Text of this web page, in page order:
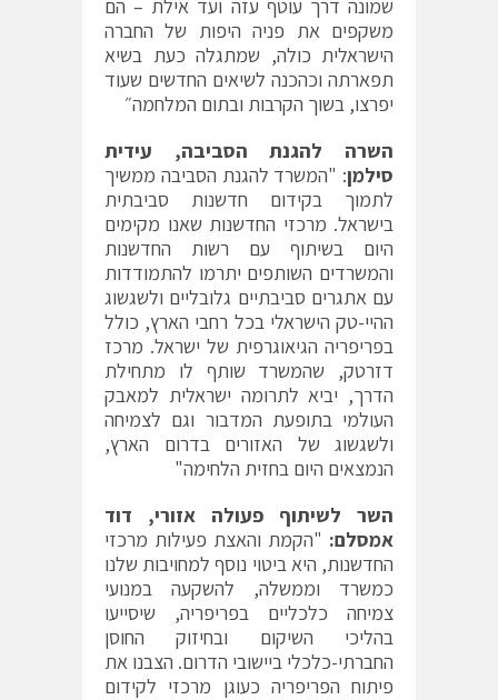
שמונה דרך עוטף עזה ועד אילת – הם
משקפים את פניה היפות של החברה
הישראלית כולה, שמתגלה כעת בשיא
תפארתה וכהכנה לשיאים החדשים שעוד
יפרצו, בשוך הקרבות ובתום המלחמה״
השרה להגנת הסביבה, עידית
סילמן: "המשרד להגנת הסביבה ממשיך
לתמוך בקידום חדשנות סביבתית
בישראל. מרכזי החדשנות שאנו מקימים
היום בשיתוף עם רשות החדשנות
והמשרדים השותפים יתרמו להתמודדות
עם אתגרים סביבתיים גלובליים ולשגשוג
ההיי-טק הישראלי בכל רחבי הארץ, כולל
בפריפריה הגיאוגרפית של ישראל. מרכז
דזרטק, שהמשרד שותף לו מתחילת
הדרך, יביא לתרומה ישראלית למאבק
העולמי בתופעת המדבור וגם לצמיחה
ולשגשוג של האזורים בדרום הארץ,
הנמצאים היום בחזית הלחימה"
השר לשיתוף פעולה אזורי, דוד
אמסלם: "הקמת והאצת פעילות מרכזי
החדשנות, היא ביטוי נוסף למחויבות שלנו
כמשרד וממשלה, להשקעה במנועי
צמיחה כלכליים בפריפריה, שיסייעו
בהליכי השיקום ובחיזוק החוסן
החברתי-כלכלי ביישובי הדרום. הצבנו את
פיתוח הפריפריה כעוגן מרכזי לקידום